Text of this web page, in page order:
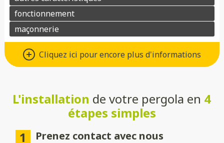
Cliquez ici pour encore plus d'informations
Matériaux : Aluminium ou bois
Choisissez l’aluminium pour une pergola au design moderne,
cas, ces matériaux allient esthétisme et durabilité.
Toitures : Rigide, bioclimatique ou
toile
L'installation de votre pergola en 4
étapes simples
Prenez contact avec nous